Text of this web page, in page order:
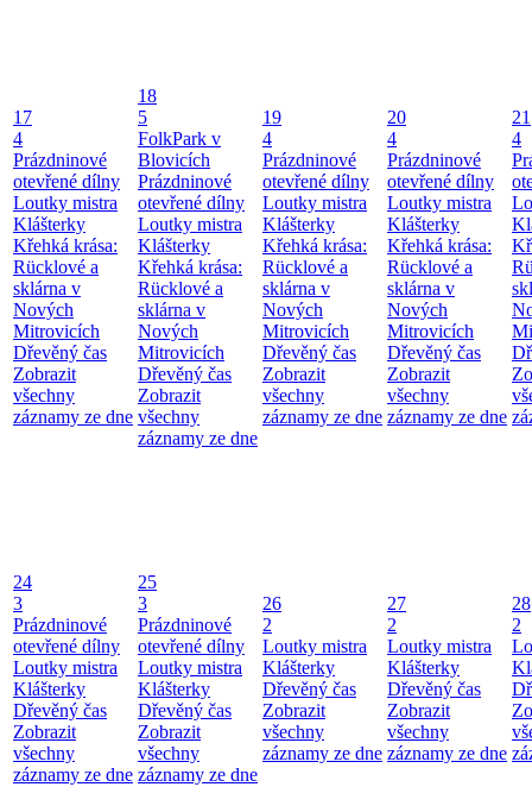
17
4
Prázdninové
otevřené dílny
Loutky mistra
Klášterky
Křehká krása:
Rücklové a
sklárna v
Nových
Mitrovicích
Dřevěný čas
Zobrazit
všechny
záznamy ze dne
18
5
FolkPark v
Blovicích
Prázdninové
otevřené dílny
Loutky mistra
Klášterky
Křehká krása:
Rücklové a
sklárna v
Nových
Mitrovicích
Dřevěný čas
Zobrazit
všechny
záznamy ze dne
19
4
Prázdninové
otevřené dílny
Loutky mistra
Klášterky
Křehká krása:
Rücklové a
sklárna v
Nových
Mitrovicích
Dřevěný čas
Zobrazit
všechny
záznamy ze dne
20
4
Prázdninové
otevřené dílny
Loutky mistra
Klášterky
Křehká krása:
Rücklové a
sklárna v
Nových
Mitrovicích
Dřevěný čas
Zobrazit
všechny
záznamy ze dne
21
4
24
3
Prázdninové
otevřené dílny
Loutky mistra
Klášterky
Dřevěný čas
Zobrazit
všechny
záznamy ze dne
25
3
Prázdninové
otevřené dílny
Loutky mistra
Klášterky
Dřevěný čas
Zobrazit
všechny
záznamy ze dne
26
2
Loutky mistra
Klášterky
Dřevěný čas
Zobrazit
všechny
záznamy ze dne
27
2
Loutky mistra
Klášterky
Dřevěný čas
Zobrazit
všechny
záznamy ze dne
28
2